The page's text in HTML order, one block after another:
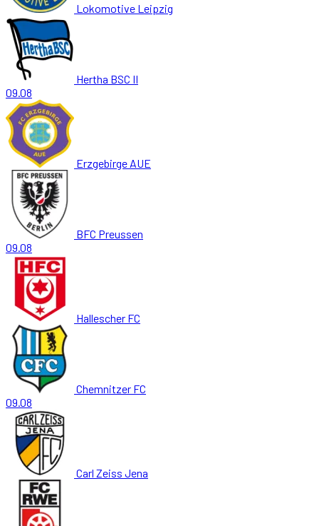
Lokomotive Leipzig
Hertha BSC II
09.08
Erzgebirge AUE
BFC Preussen
09.08
Hallescher FC
Chemnitzer FC
09.08
Carl Zeiss Jena